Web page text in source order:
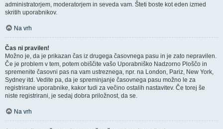
administratorjem, moderatorjem in seveda vam. Šteti boste kot eden izmed
skritih uporabnikov.
Na vrh
Čas ni pravilen!
Možno je, da je prikazan čas iz drugega časovnega pasu in je zato nepravilen.
Če je problem v tem, potem obiščite vašo Uporabniško Nadzorno Ploščo in
spremenite časovni pas na vam ustreznega, npr. na London, Pariz, New York,
Sydney itd. Vedite pa, da je spreminjanje časovnega pasu možno le za
registrirane uporabnike, kakor tudi za večino ostalih nastavitev. Če torej še
niste registrirani, je sedaj dobra priložnost, da se.
Na vrh